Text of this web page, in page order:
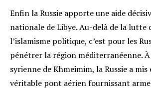
Enfin la Russie apporte une aide
nationale de Libye. Au-delà de la lutte
l’islamisme politique, c’est pour les
pénétrer la région méditerranéenne.
syrienne de Khmeimim, la Russie a
véritable pont aérien fournissant